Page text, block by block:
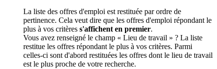
La liste des offres d'emploi est restituée par ordre de
pertinence. Cela veut dire que les offres d'emploi répondant le
plus à vos critères s'affichent en premier.
Vous avez renseigné le champ « Lieu de travail » ? La liste
restitue les offres répondant le plus à vos critères. Parmi
celles-ci sont d'abord restituées les offres dont le lieu de travail
est le plus proche de votre recherche.